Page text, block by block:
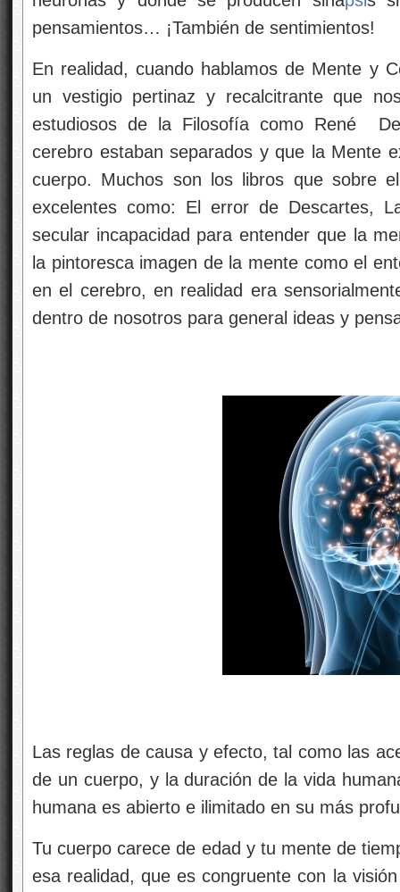
pensamientos… ¡También de sentimientos!
En realidad, cuando hablamos de Mente y
un vestigio pertinaz y recalcitrante que
estudiosos de la Filosofía como René
cerebro estaban separados y que la Mente
cuerpo. Muchos son los libros que sobre
excelentes como: El error de Descartes,
secular incapacidad para entender que la
la pintoresca imagen de la mente como el
en el cerebro, en realidad era
dentro de nosotros para general ideas y
Las reglas de causa y efecto, tal como las
de un cuerpo, y la duración de la vida
humana es abierto e ilimitado en su más
Tu cuerpo carece de edad y tu mente de
esa realidad, que es congruente con la